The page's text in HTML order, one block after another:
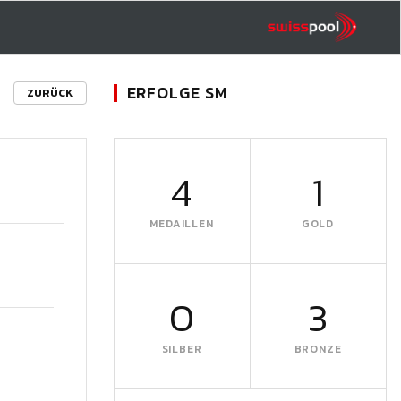
ZURÜCK ERFOLGE SM
4
MEDAILLEN
1
GOLD
0
SILBER
3
BRONZE